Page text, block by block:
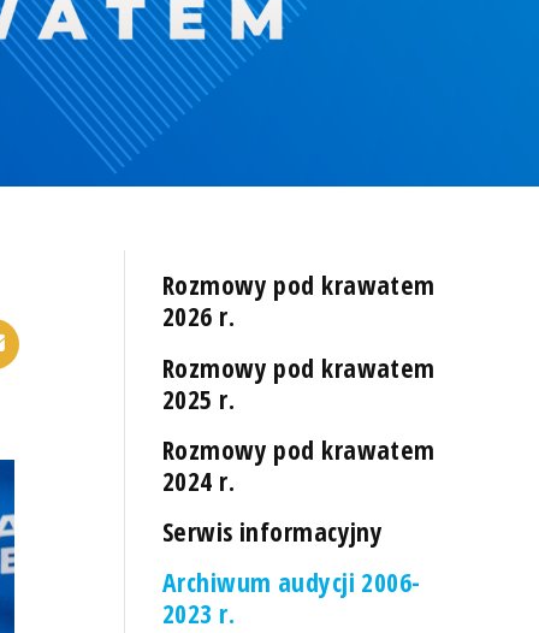
Rozmowy pod krawatem
2026 r.
Rozmowy pod krawatem
2025 r.
Rozmowy pod krawatem
2024 r.
Serwis informacyjny
Archiwum audycji 2006-
2023 r.